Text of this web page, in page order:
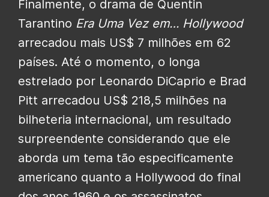
Finalmente, o drama de Quentin
Tarantino Era Uma Vez em… Hollywood
arrecadou mais US$ 7 milhões em 62
países. Até o momento, o longa
estrelado por Leonardo DiCaprio e Brad
Pitt arrecadou US$ 218,5 milhões na
bilheteria internacional, um resultado
surpreendente considerando que ele
aborda um tema tão especificamente
americano quanto a Hollywood do final